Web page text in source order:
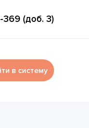
(доб. 3)
в систему